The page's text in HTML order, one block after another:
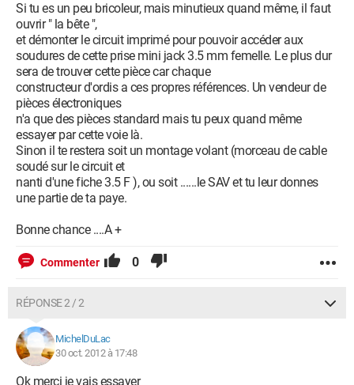
Si tu es un peu bricoleur, mais minutieux quand même, il faut
ouvrir " la bête ",
et démonter le circuit imprimé pour pouvoir accéder aux
soudures de cette prise mini jack 3.5 mm femelle. Le plus dur
sera de trouver cette pièce car chaque
constructeur d'ordis a ces propres références. Un vendeur de
pièces électroniques
n'a que des pièces standard mais tu peux quand même
essayer par cette voie là.
Sinon il te restera soit un montage volant (morceau de cable
soudé sur le circuit et
nanti d'une fiche 3.5 F ), ou soit ......le SAV et tu leur donnes
une partie de ta paye.
Bonne chance ....A +
Commenter 0
RÉPONSE 2 / 2
MichelDuLac
30 oct. 2012 à 17:48
Ok merci je vais essayer